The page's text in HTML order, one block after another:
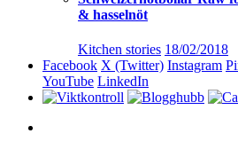
& hasselnöt
Kitchen stories 18/02/2018
Facebook X (Twitter) Instagram
YouTube LinkedIn